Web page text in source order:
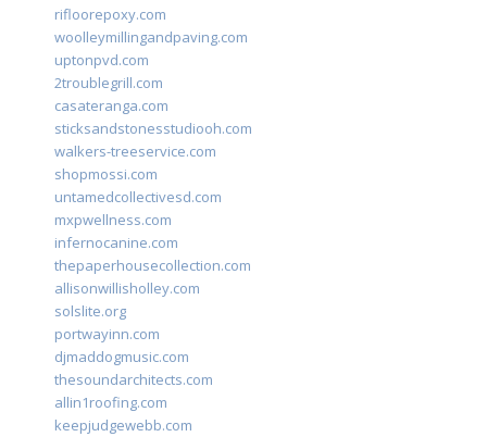
rifloorepoxy.com
woolleymillingandpaving.com
uptonpvd.com
2troublegrill.com
casateranga.com
sticksandstonesstudiooh.com
walkers-treeservice.com
shopmossi.com
untamedcollectivesd.com
mxpwellness.com
infernocanine.com
thepaperhousecollection.com
allisonwillisholley.com
solslite.org
portwayinn.com
djmaddogmusic.com
thesoundarchitects.com
allin1roofing.com
keepjudgewebb.com